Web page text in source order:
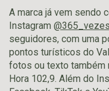
A marca já vem sendo
Instagram
seguidores, com uma
pontos turísticos do
fotos ou texto também
Hora 102,9. Além do